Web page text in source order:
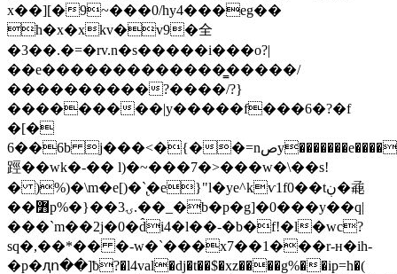
x��][�9~���0/hy4���eg��
h�x�xkv�v9�全
�3��.�=�rv.n�s�����i���o?|
��e�������������͇�����/
����������?����/?}
���������|y�����f���6�?�f
�[�
6��6b j���<�{��=nصy�������e�����uz���0͌:����3wtjz���>�j�0e��@ǘ
踁��wk�-�� l)�~���7�>���w�\��s!
� )%)�\m�e[)�`̢�e}"l�ye^kѵ1f0��tڹ�𗇿
��߻p%�}��3ۍ.��_�b�p�g]�0���y��q|
���`m��2j�0�d̂i4�l��-�b�f!�l�wc?
sq�,��*�� �-w�`���x7��1���r-ʜ�ih-
�p�ԯո��]ƀ?�l4val�dj�t��$�xz����g%��ip=h�(